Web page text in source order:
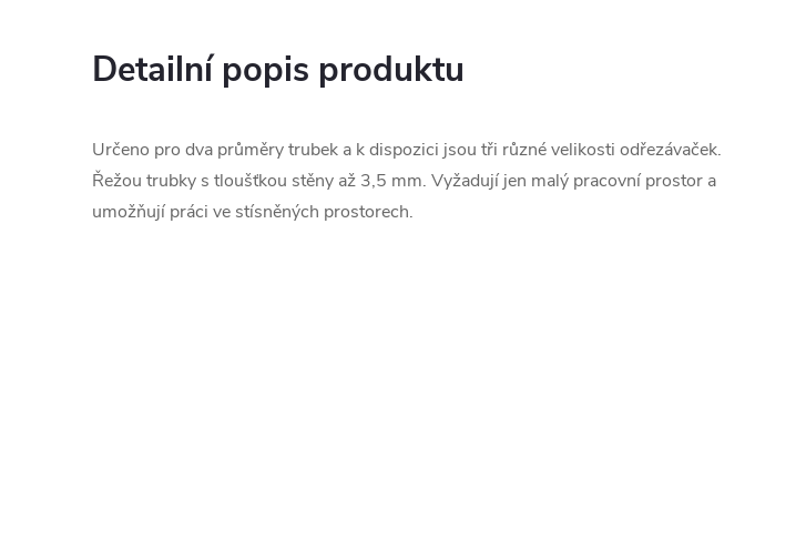
Detailní popis produktu
Určeno pro dva průměry trubek a k dispozici jsou tři různé velikosti odřezávaček.
Řežou trubky s tloušťkou stěny až 3,5 mm. Vyžadují jen malý pracovní prostor a
umožňují práci ve stísněných prostorech.